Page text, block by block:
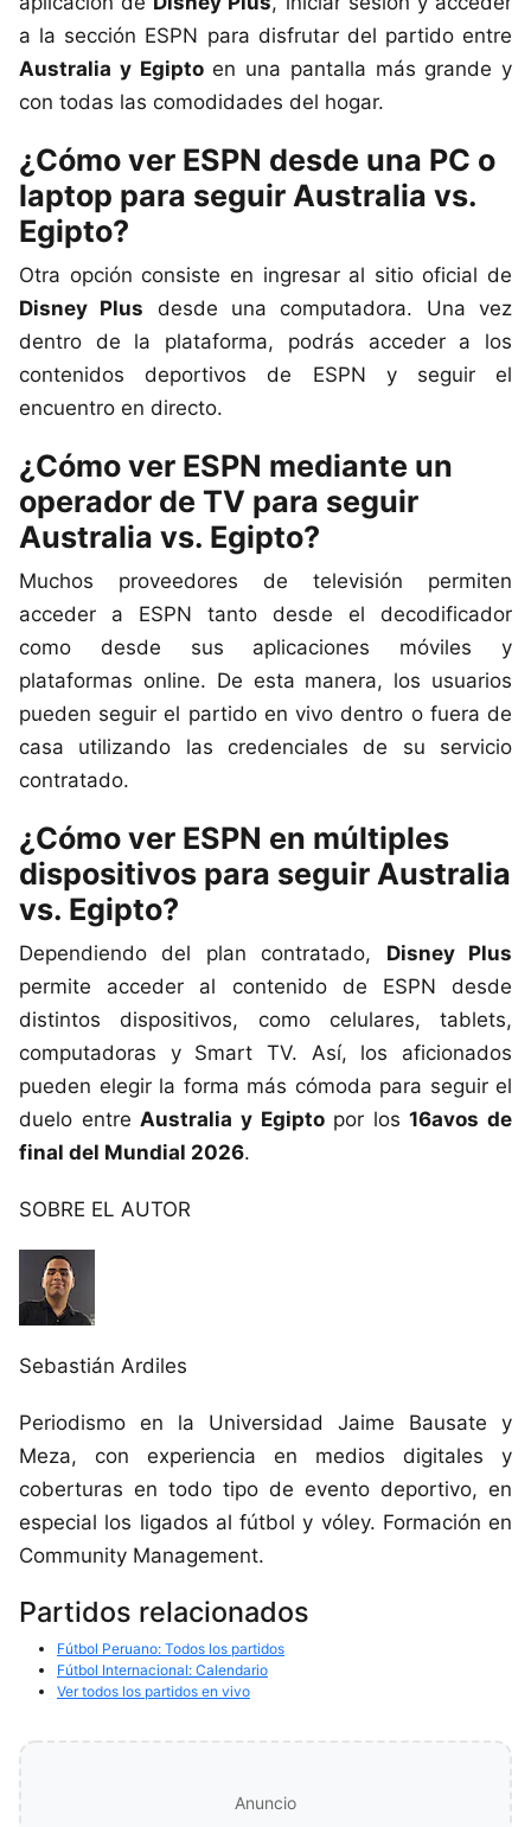
a la sección ESPN para disfrutar del partido entre
Australia y Egiptoen una pantalla más grande y
con todas las comodidades del hogar.
¿Cómo ver ESPN desde una PC o
laptop para seguir Australia vs.
Egipto?
Otra opción consiste en ingresar al sitio oficial de
Disney Plus desde una computadora. Una vez
dentro de la plataforma, podrás acceder a los
contenidos deportivos de ESPN y seguir el
encuentro en directo.
¿Cómo ver ESPN mediante un
operador de TV para seguir
Australia vs. Egipto?
Muchos proveedores de televisión permiten
acceder a ESPN tanto desde el decodificador
como desde sus aplicaciones móviles y
plataformas online. De esta manera, los usuarios
pueden seguir el partido en vivo dentro o fuera de
casa utilizando las credenciales de su servicio
contratado.
¿Cómo ver ESPN en múltiples
dispositivos para seguir Australia
vs. Egipto?
Dependiendo del plan contratado, Disney Plus
permite acceder al contenido de ESPN desde
distintos dispositivos, como celulares, tablets,
computadoras y Smart TV. Así, los aficionados
pueden elegir la forma más cómoda para seguir el
duelo entre Australia y Egiptopor los16avos de
final del Mundial 2026.
SOBRE EL AUTOR
Sebastián Ardiles
Periodismo en la Universidad Jaime Bausate y
Meza, con experiencia en medios digitales y
coberturas en todo tipo de evento deportivo, en
especial los ligados al fútbol y vóley. Formación en
Community Management.
Partidos relacionados
Fútbol Peruano: Todos los partidos
Fútbol Internacional: Calendario
Ver todos los partidos en vivo
Anuncio